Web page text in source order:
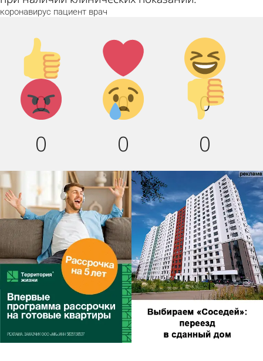
коронавирус пациент врач
Палец
вверх!
0
Лайк!
0
Дикий
смех!
0
Агрессия!
0
Грусть :
(
0
Палец
вниз!
0